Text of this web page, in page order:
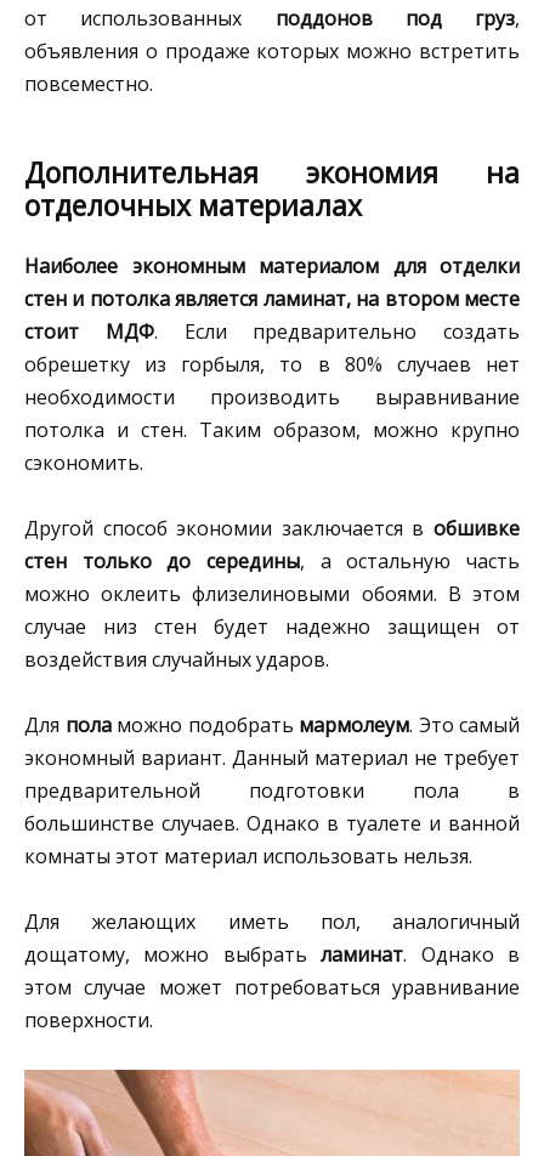
от использованных поддонов под груз,
объявления о продаже которых можно встретить
повсеместно.
Дополнительная экономия на
отделочных материалах
Наиболее экономным материалом для отделки
стен и потолка является ламинат, на втором месте
стоит МДФ. Если предварительно создать
обрешетку из горбыля, то в 80% случаев нет
необходимости производить выравнивание
потолка и стен. Таким образом, можно крупно
сэкономить.
Другой способ экономии заключается в обшивке
стен только до середины, а остальную часть
можно оклеить флизелиновыми обоями. В этом
случае низ стен будет надежно защищен от
воздействия случайных ударов.
Для поламожно подобрать мармолеум. Это самый
экономный вариант. Данный материал не требует
предварительной подготовки пола в
большинстве случаев. Однако в туалете и ванной
комнаты этот материал использовать нельзя.
Для желающих иметь пол, аналогичный
дощатому, можно выбратьламинат. Однако в
этом случае может потребоваться уравнивание
поверхности.